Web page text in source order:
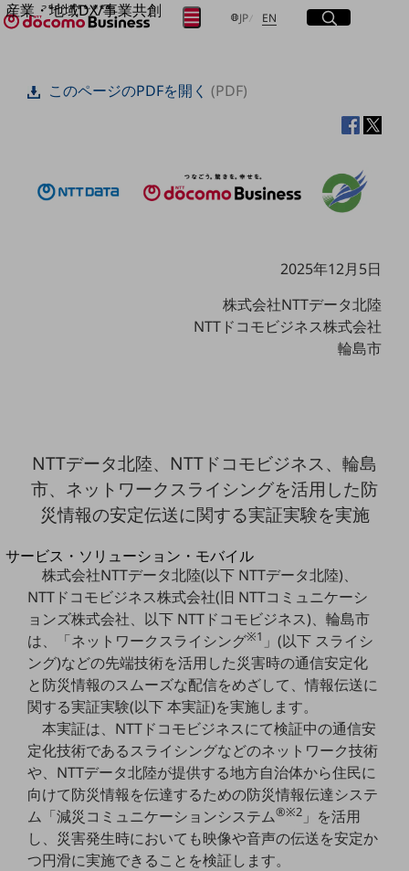
産業・地域DX/事業共創
OPEN HUB for Plural Futures
OPEN HUB for Plural Futuresとは
Smart World
別ウィンドウで開きます
サービス・ソリューション・モバイル
サービス・ソリューションTOP
DXに関する課題を解決する
サービス・ソリューションをご紹介
カテゴリーで探す
カテゴリーで探すTOP
ネットワーク・モバイル
クラウド・データセンター
電話・映像コミュニケーション
セキュリティ
JP日本語
EN Englishサイト内検索
開く
メニュー
開く
フリーワードを入力して探す
フリーワードでNTTドコモビジネスの
取り組みを検索
検索する
このページのPDFを開く(PDF)
2025年12月5日
株式会社NTTデータ北陸
NTTドコモビジネス株式会社
輪島市
NTTデータ北陸、NTTドコモビジネス、輪島
市、ネットワークスライシングを活用した防
災情報の安定伝送に関する実証実験を実施
株式会社NTTデータ北陸(以下 NTTデータ北陸)、
NTTドコモビジネス株式会社(旧 NTTコミュニケーシ
ョンズ株式会社、以下 NTTドコモビジネス)、輪島市
は、「ネットワークスライシング※1 」(以下 スライシ
ング)などの先端技術を活用した災害時の通信安定化
と防災情報のスムーズな配信をめざして、情報伝送に
関する実証実験(以下 本実証)を実施します。
本実証は、NTTドコモビジネスにて検証中の通信安
定化技術であるスライシングなどのネットワーク技術
や、NTTデータ北陸が提供する地方自治体から住民に
向けて防災情報を伝達するための防災情報伝達システ
ム「減災コミュニケーションシステム®※2 」を活用
し、災害発生時においても映像や音声の伝送を安定か
つ円滑に実施できることを検証します。